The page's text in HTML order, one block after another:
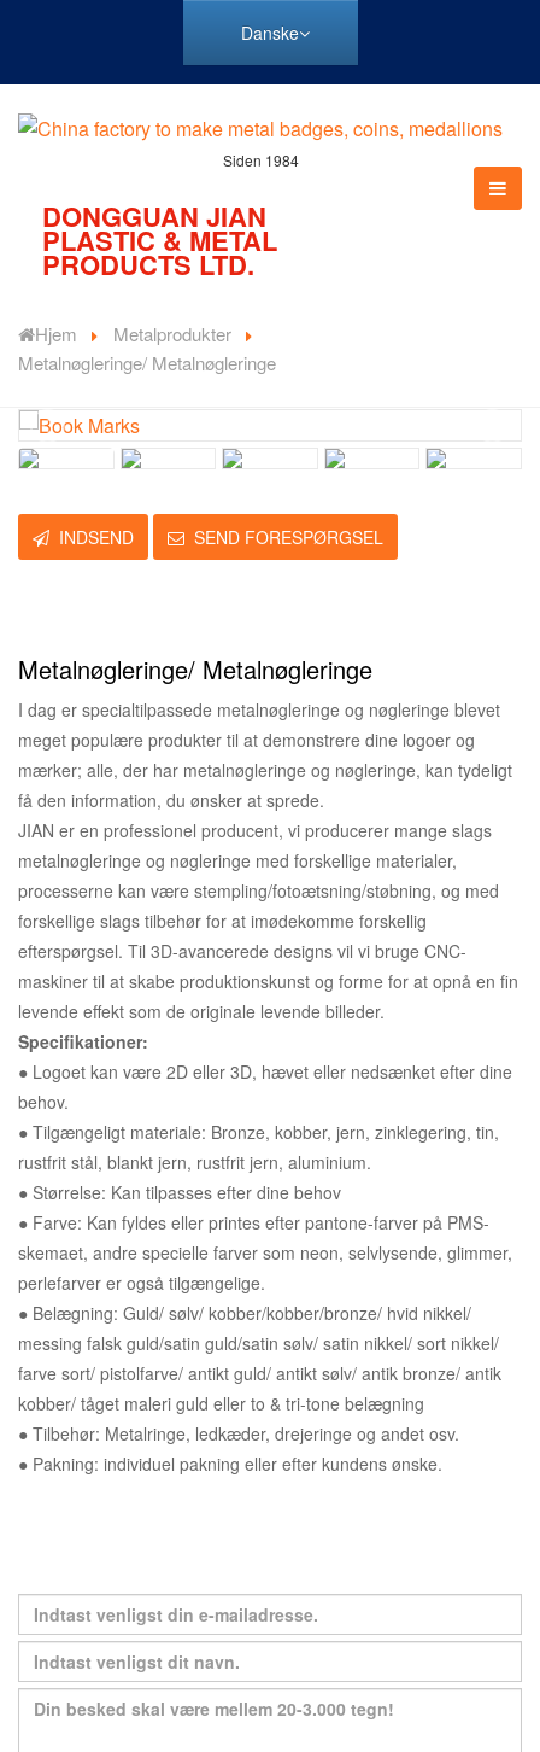
Danske
Siden 1984
DONGGUAN JIAN
PLASTIC & METAL
PRODUCTS LTD.
Hjem
Metalprodukter
Metalnøgleringe/ Metalnøgleringe
INDSEND SEND FORESPØRGSEL
Metalnøgleringe/ Metalnøgleringe
I dag er specialtilpassede metalnøgleringe og nøgleringe blevet
meget populære produkter til at demonstrere dine logoer og
mærker; alle, der har metalnøgleringe og nøgleringe, kan tydeligt
få den information, du ønsker at sprede.
JIAN er en professionel producent, vi producerer mange slags
metalnøgleringe og nøgleringe med forskellige materialer,
processerne kan være stempling/fotoætsning/støbning, og med
forskellige slags tilbehør for at imødekomme forskellig
efterspørgsel. Til 3D-avancerede designs vil vi bruge CNC-
maskiner til at skabe produktionskunst og forme for at opnå en fin
levende effekt som de originale levende billeder.
Specifikationer:
● Logoet kan være 2D eller 3D, hævet eller nedsænket efter dine
behov.
● Tilgængeligt materiale: Bronze, kobber, jern, zinklegering, tin,
rustfrit stål, blankt jern, rustfrit jern, aluminium.
● Størrelse: Kan tilpasses efter dine behov
● Farve: Kan fyldes eller printes efter pantone-farver på PMS-
skemaet, andre specielle farver som neon, selvlysende, glimmer,
perlefarver er også tilgængelige.
● Belægning: Guld/ sølv/ kobber/kobber/bronze/ hvid nikkel/
messing falsk guld/satin guld/satin sølv/ satin nikkel/ sort nikkel/
farve sort/ pistolfarve/ antikt guld/ antikt sølv/ antik bronze/ antik
kobber/ tåget maleri guld eller to & tri-tone belægning
● Tilbehør: Metalringe, ledkæder, drejeringe og andet osv.
● Pakning: individuel pakning eller efter kundens ønske.